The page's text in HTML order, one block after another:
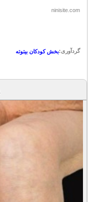
ninisite.com
گردآوری:بخش کودکان بیتوته